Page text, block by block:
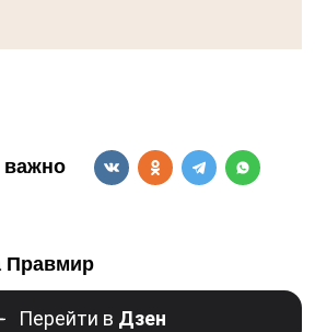
важно
Правмир
Перейти в Дзен